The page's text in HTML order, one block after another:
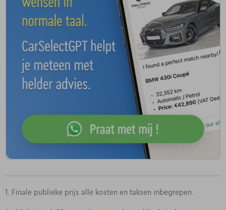
1. Finale publieke prijs alle kosten en taksen inbegrepen.